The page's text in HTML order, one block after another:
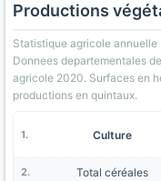
Productions
Statistique agricole
Donnees departementales
agricole 2020. Surfaces en
productions en quintaux.
Culture
Total céréales